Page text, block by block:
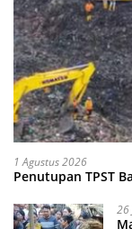
1 Agustus 2026
Penutupan TPST
26